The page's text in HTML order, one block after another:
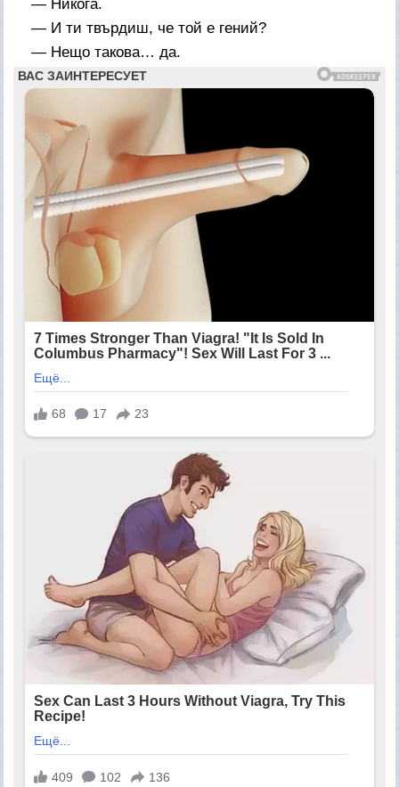
— Никога.
— И ти твърдиш, че той е гений?
— Нещо такова… да.